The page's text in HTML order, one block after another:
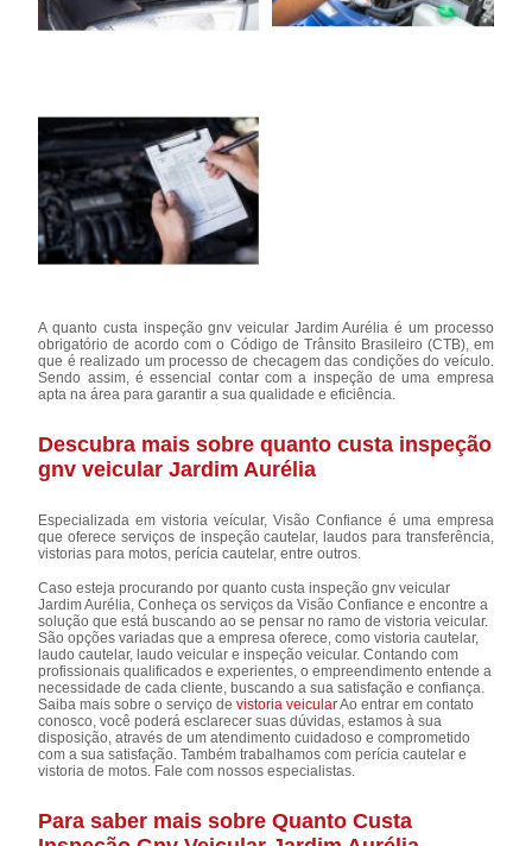
A quanto custa inspeção gnv veicular Jardim Aurélia é um processo
obrigatório de acordo com o Código de Trânsito Brasileiro (CTB), em
que é realizado um processo de checagem das condições do veículo.
Sendo assim, é essencial contar com a inspeção de uma empresa
apta na área para garantir a sua qualidade e eficiência.
Descubra mais sobre quanto custa inspeção
gnv veicular Jardim Aurélia
Especializada em vistoria veícular, Visão Confiance é uma empresa
que oferece serviços de inspeção cautelar, laudos para transferência,
vistorias para motos, perícia cautelar, entre outros.
Caso esteja procurando por quanto custa inspeção gnv veicular
Jardim Aurélia, Conheça os serviços da Visão Confiance e encontre a
solução que está buscando ao se pensar no ramo de vistoria veicular.
São opções variadas que a empresa oferece, como vistoria cautelar,
laudo cautelar, laudo veicular e inspeção veicular. Contando com
profissionais qualificados e experientes, o empreendimento entende a
necessidade de cada cliente, buscando a sua satisfação e confiança.
Saiba mais sobre o serviço devistoria veicularAo entrar em contato
conosco, você poderá esclarecer suas dúvidas, estamos à sua
disposição, através de um atendimento cuidadoso e comprometido
com a sua satisfação. Também trabalhamos com perícia cautelar e
vistoria de motos. Fale com nossos especialistas.
Para saber mais sobre Quanto Custa